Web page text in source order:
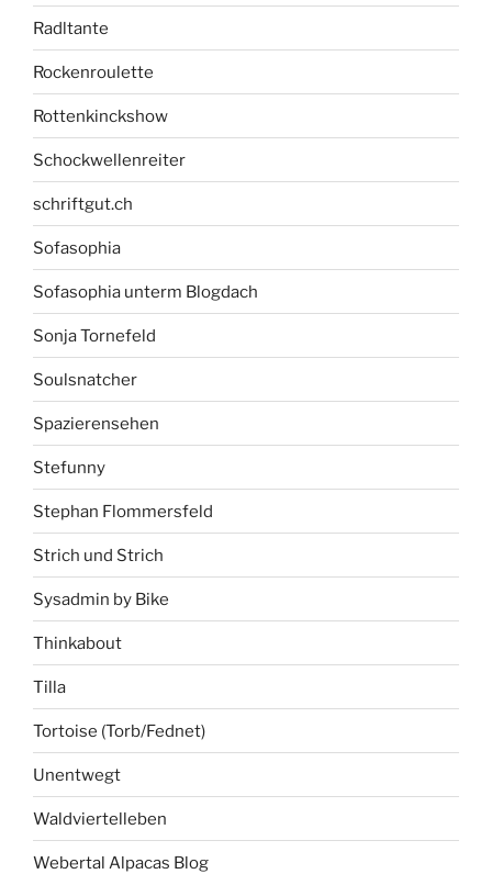
Radltante
Rockenroulette
Rottenkinckshow
Schockwellenreiter
schriftgut.ch
Sofasophia
Sofasophia unterm Blogdach
Sonja Tornefeld
Soulsnatcher
Spazierensehen
Stefunny
Stephan Flommersfeld
Strich und Strich
Sysadmin by Bike
Thinkabout
Tilla
Tortoise (Torb/Fednet)
Unentwegt
Waldviertelleben
Webertal Alpacas Blog